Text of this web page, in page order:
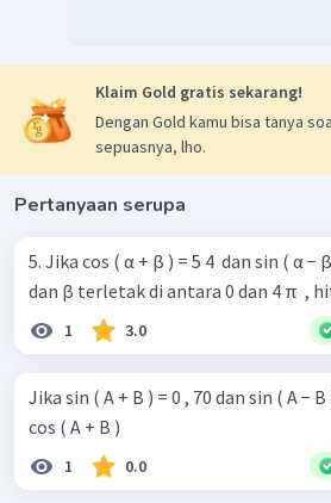
Klaim Gold gratis sekarang!
Dengan Gold kamu bisa tanya
sepuasnya, lho.
Pertanyaan serupa
5. Jika cos ( α + β ) = 5 4 ​ dan sin ( α −
dan β terletak di antara 0 dan 4 π ​ ,
1 3.0
Jika sin ( A + B ) = 0 , 70 dan sin ( A − B
cos ( A + B )
1 0.0